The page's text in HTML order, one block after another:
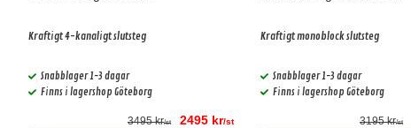
Kraftigt 4-kanaligt slutsteg
Snabblager 1-3 dagar
Finns i lagershop Göteborg
3495 kr/st 2495 kr/st
Kraftigt monoblock slutsteg
Snabblager 1-3 dagar
Finns i lagershop Göteborg
3195 kr/st